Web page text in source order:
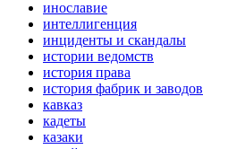
инославие
интеллигенция
инциденты и скандалы
истории ведомств
история права
история фабрик и заводов
кавказ
кадеты
казаки